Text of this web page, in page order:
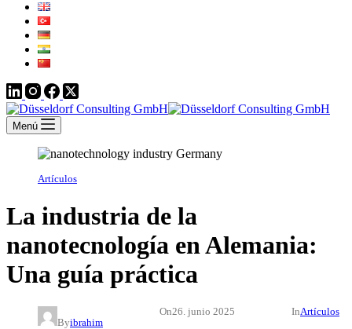
Menú
Artículos
La industria de la
nanotecnología en Alemania:
Una guía práctica
Byibrahim
On26. junio 2025 InArtículos